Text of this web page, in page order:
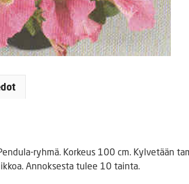
ryhmä. Korkeus 100 cm. Kylvetään
Annoksesta tulee 10 tainta.